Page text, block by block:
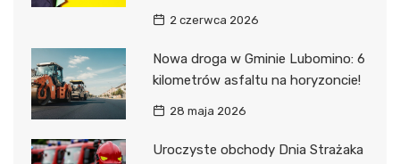
2 czerwca 2026
Nowa droga w Gminie Lubomino: 6
kilometrów asfaltu na horyzoncie!
28 maja 2026
Uroczyste obchody Dnia Strażaka